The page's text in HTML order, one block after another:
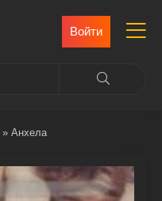
Войти
» Анхела